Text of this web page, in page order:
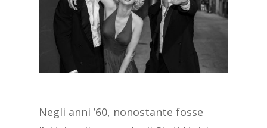
Negli anni ’60, nonostante fosse